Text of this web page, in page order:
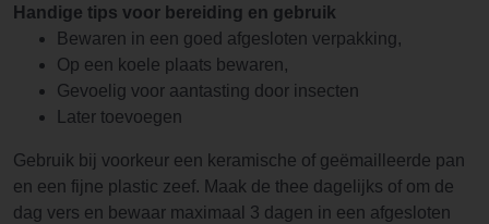
Handige tips voor bereiding en gebruik
Bewaren in een goed afgesloten verpakking,
Op een koele plaats bewaren,
Gevoelig voor aantasting door insecten
Later toevoegen
Gebruik bij voorkeur een keramische of geëmailleerde pan
en een fijne plastic zeef. Maak de thee dagelijks of om de
dag vers en bewaar maximaal 3 dagen in een afgesloten